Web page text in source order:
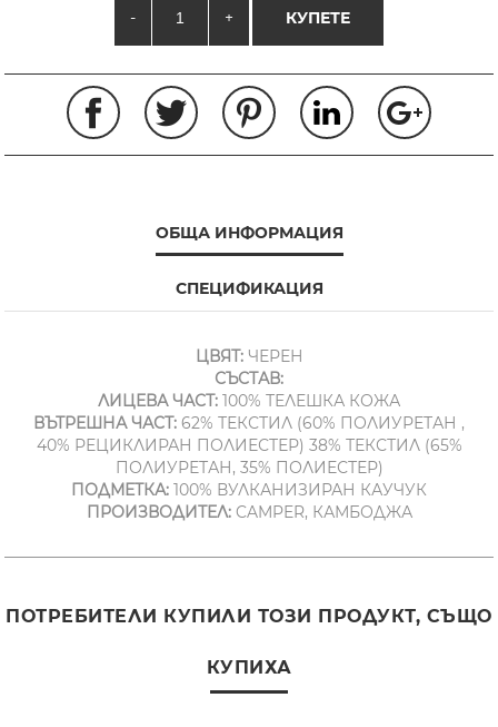
- + КУПЕТЕ
ОБЩА ИНФОРМАЦИЯ
СПЕЦИФИКАЦИЯ
ЦВЯТ:ЧЕРЕН
СЪСТАВ:
ЛИЦЕВА ЧАСТ: 100% ТЕЛЕШКА КОЖА
ВЪТРЕШНА ЧАСТ: 62% ТЕКСТИЛ (60% ПОЛИУРЕТАН ,
40% РЕЦИКЛИРАН ПОЛИЕСТЕР) 38% ТЕКСТИЛ (65%
ПОЛИУРЕТАН, 35% ПОЛИЕСТЕР)
ПОДМЕТКА: 100% ВУЛКАНИЗИРАН КАУЧУК
ПРОИЗВОДИТЕЛ:CAMPER, КАМБОДЖА
ПОТРЕБИТЕЛИ КУПИЛИ ТОЗИ ПРОДУКТ, СЪЩО
КУПИХА